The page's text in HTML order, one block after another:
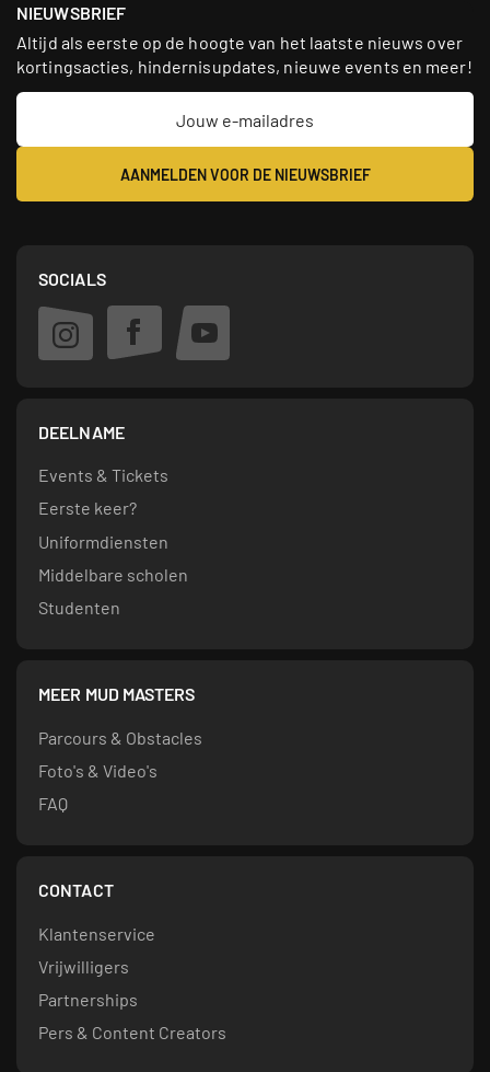
NIEUWSBRIEF
Altijd als eerste op de hoogte van het laatste nieuws over
kortingsacties, hindernisupdates, nieuwe events en meer!
DEELNAME
Events & Tickets
Eerste keer?
Uniformdiensten
Middelbare scholen
Studenten
MEER MUD MASTERS
Parcours & Obstacles
Foto's & Video's
FAQ
CONTACT
Klantenservice
Vrijwilligers
Partnerships
Pers & Content Creators
SOCIALS